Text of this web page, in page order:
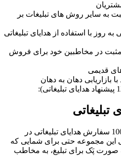
به سایر روش های تبلیغات بر
به روز با استفاده از هدایای تبلیغاتی
در مخاطبین خود برای فروش
قدیمی
بازاریابی دهان به دهان
تبلیغاتی
تاکید داریم که چاپ ایمان 0 تا 100 سفارش هدایای تبلیغاتی در
این مجموعه حتی برای شمایی که
پَک برای تبلیغ، به مخاطب